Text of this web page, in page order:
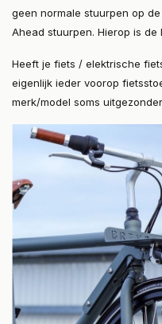
geen normale stuurpen op
Ahead stuurpen. Hierop is
Heeft je fiets / elektrische
eigenlijk ieder voorop
merk/model soms